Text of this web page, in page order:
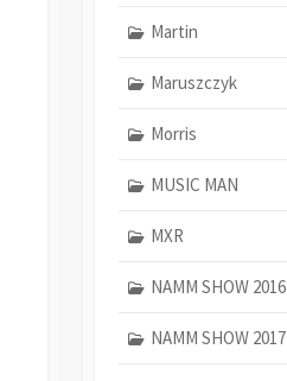
Martin
Maruszczyk
Morris
MUSIC MAN
MXR
NAMM SHOW 2016
NAMM SHOW 2017